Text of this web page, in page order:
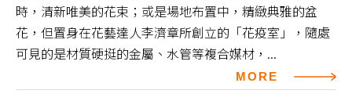
時，清新唯美的花束；或是場地布置中，精緻典雅的盆
花，但置身在花藝達人李濟章所創立的「花疫室」，隨處
可見的是材質硬挺的金屬、水管等複合媒材，...
MORE